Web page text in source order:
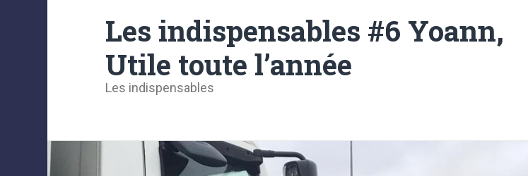
Les indispensables #6 Yoann,
Utile toute l’année
Les indispensables